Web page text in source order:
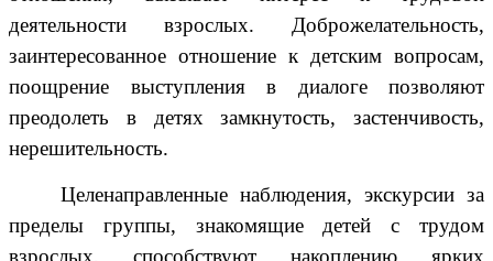
деятельности взрослых. Доброжелательность,
заинтересованное отношение к детским вопросам,
поощрение выступления в диалоге позволяют
преодолеть в детях замкнутость, застенчивость,
нерешительность.
Целенаправленные наблюдения, экскурсии за
пределы группы, знакомящие детей с трудом
взрослых, способствуют накоплению ярких